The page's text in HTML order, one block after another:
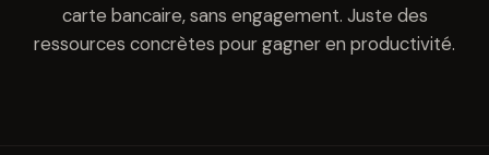
carte bancaire, sans engagement. Juste des
ressources concrètes pour gagner en productivité.